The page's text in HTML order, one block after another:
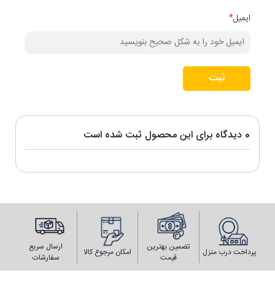
0 دیدگاه برای این محصول ثبت شده است
ایمیل*
ثبت
پرداخت درب منزل
تضمین بهترین
قیمت
امکان مرجوع کالا
ارسال سریع
سفارشات